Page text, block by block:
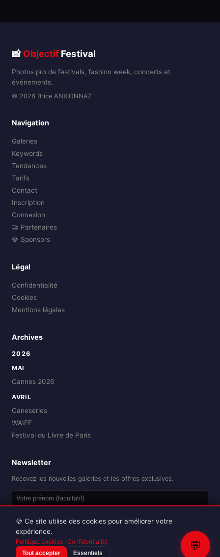
📸Objectif Festival
Photos pro de festivals, fashion week, concerts et
événements.
© 2026 Brice ANXIONNAZ
Navigation
Galeries
Keywords
Tendances
Tarifs
Contact
Inscription
Connexion
🤝 Partenaires
💎 Sponsors
Légal
Confidentialité
Cookies
Mentions légales
Archives
2026
MAI
Cannes 2026
AVRIL
Caneseries
WAIFF
Festival du Livre de Paris
Newsletter
Recevez les nouvelles galeries et les offres exclusives.
Reproduction interdite sans autorisation.
💬
🍪 Ce site utilise des cookies pour améliorer votre
expérience.
Politique cookies · Confidentialité
Tout accepter Essentiels